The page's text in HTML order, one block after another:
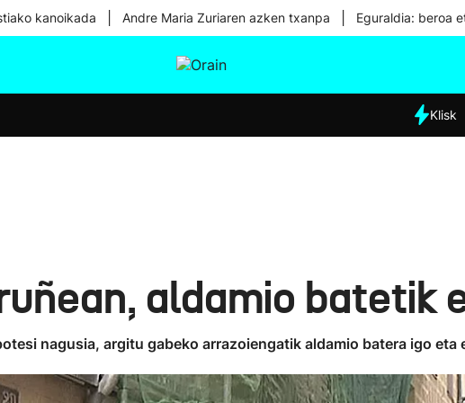
kanoikada Andre Maria Zuriaren azken txanpa Eguraldia: beroa
Eguraldia
Klisk
aldamio batetik
nagusia, argitu gabeko arrazoiengatik aldamio batera igo eta